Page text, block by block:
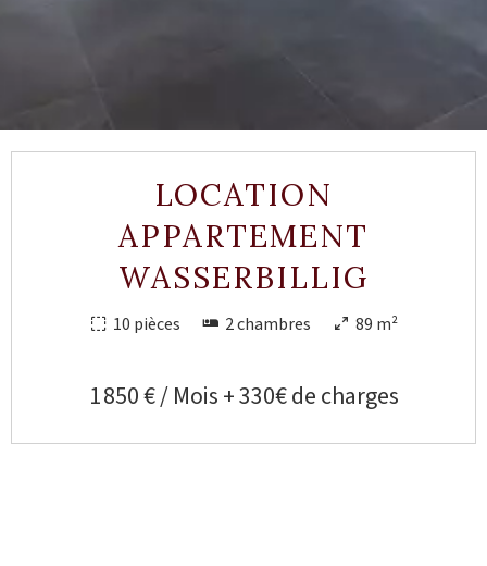
LOCATION
APPARTEMENT
WASSERBILLIG
10 pièces 2 chambres 89 m²
1 850 € / Mois + 330€ de charges